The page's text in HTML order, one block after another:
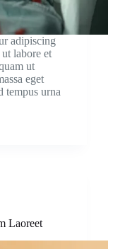
adipiscing
labore et
ut
eget
tempus urna
Laoreet